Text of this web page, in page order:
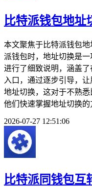
比特派钱包地址
本文聚焦于比特派钱包
派钱包时，地址切换是
进行了细致说明，涵盖
入口，通过逐步引导，
地址切换，这对于不熟
他们快速掌握地址切换
2026-07-27 12:51:06
比特派同钱包互